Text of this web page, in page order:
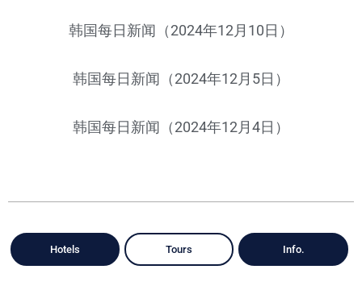
韩国每日新闻（2024年12月10日）
韩国每日新闻（2024年12月5日）
韩国每日新闻（2024年12月4日）
Hotels Tours Info.